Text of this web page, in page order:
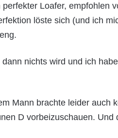
Loafer, empfohlen
löste sich (und ich
nichts wird und ich
Mann brachte leider auch
D vorbeizuschauen.